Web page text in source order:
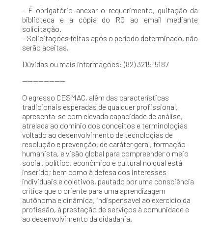
- É obrigatório anexar o requerimento, quitação da
biblioteca e a cópia do RG ao email mediante
solicitação.
- Solicitações feitas após o período determinado, não
serão aceitas.
Dúvidas ou mais informações: (82) 3215-5187
----------------
O egresso CESMAC, além das características
tradicionais esperadas de qualquer profissional,
apresenta-se com elevada capacidade de análise,
atrelada ao domínio dos conceitos e terminologias
voltado ao desenvolvimento de tecnologias de
resolução e prevenção, de caráter geral, formação
humanista, e visão global para compreender o meio
social, político, econômico e cultural no qual está
inserido; bem como à defesa dos interesses
individuais e coletivos, pautado por uma consciência
crítica que o oriente para uma aprendizagem
autônoma e dinâmica, indispensável ao exercício da
profissão, à prestação de serviços à comunidade e
ao desenvolvimento da cidadania.